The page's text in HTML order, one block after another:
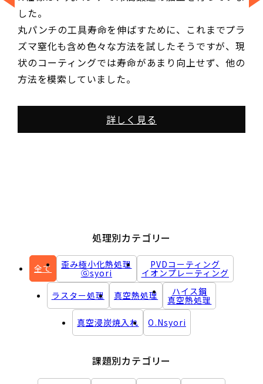
した。
丸パンチの工具寿命を伸ばすために、これまでプラ
ズマ窒化も含め色々な方法を試したそうですが、現
状のコーティングでは寿命があまり向上せず、他の
方法を模索していました。
詳しく見る
処理別カテゴリー
全て 歪み極小化熱処理
Ⓖsyori
PVDコーティング
イオンプレーティング
ラスター処理
真空熱処理 ハイス鋼
真空熱処理
真空浸炭焼入れ
O.Nsyori
課題別カテゴリー